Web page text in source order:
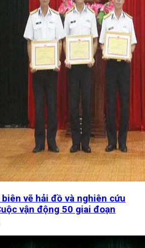
vẽ hải đồ và nghiên cứu
vận động 50 giai đoạn